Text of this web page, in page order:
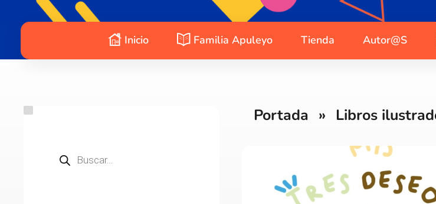
Inicio Familia Apuleyo Tienda Autor@s
Portada » Libros